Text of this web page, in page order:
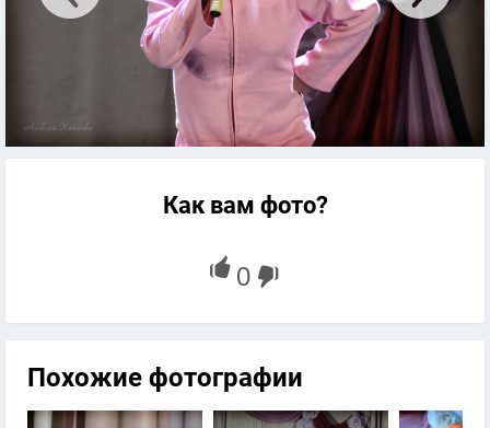
Как вам фото?
Похожие фотографии